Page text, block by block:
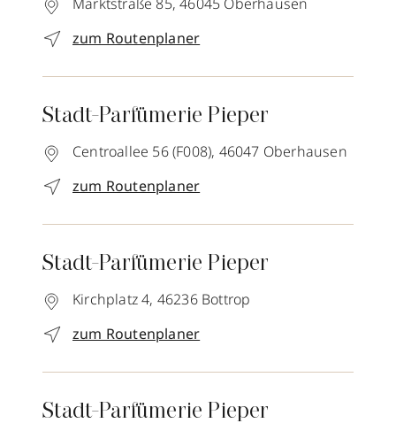
Marktstraße 85, 46045 Oberhausen
zum Routenplaner
Stadt-Parfümerie Pieper
Centroallee 56 (F008), 46047 Oberhausen
zum Routenplaner
Stadt-Parfümerie Pieper
Kirchplatz 4, 46236 Bottrop
zum Routenplaner
Stadt-Parfümerie Pieper